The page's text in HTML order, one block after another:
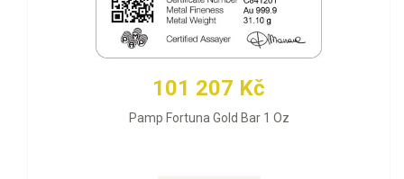
101 207 Kč
Pamp Fortuna Gold Bar 1 Oz